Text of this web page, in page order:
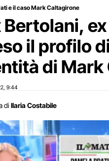
e il caso Mark Caltagirone
Bertolani,
il profilo
di
9:44
di Ilaria Costabile